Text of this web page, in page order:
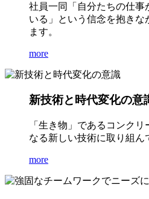
社員一同「自分たちの仕事
いる」という信念を抱き
ます。
more
新技術と時代変化の意
「生き物」であるコンク
なる新しい技術に取り組ん
more